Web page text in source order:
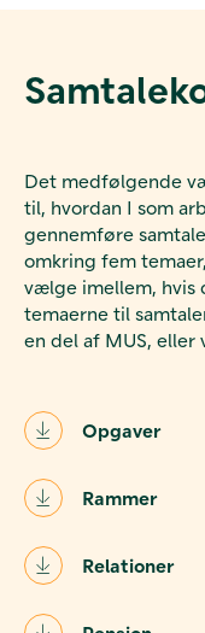
Det medfølgende
til, hvordan I som
gennemføre
omkring fem
vælge imellem, hvis
temaerne til
en del af MUS,
Opgaver
Rammer
Relationer